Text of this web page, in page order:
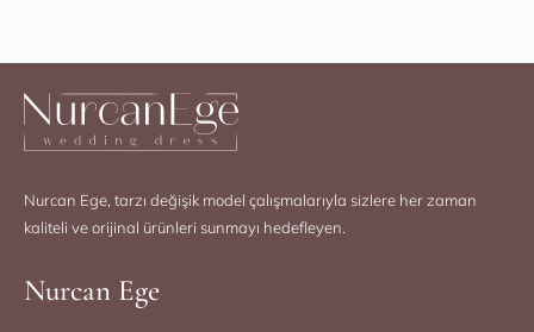
Nurcan Ege, tarzı değişik model çalışmalarıyla sizlere her zaman
kaliteli ve orijinal ürünleri sunmayı hedefleyen.
Nurcan Ege